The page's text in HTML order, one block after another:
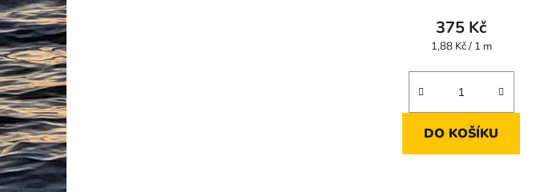
375 Kč
Měrná
1,88 Kč / 1 m
DO KOŠÍKU